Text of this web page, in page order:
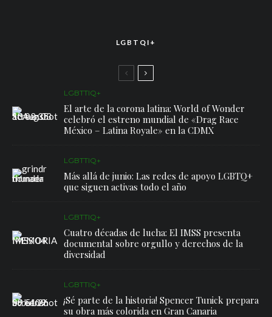
LGBTQI+
LGBTTIQ+
El arte de la corona latina: World of Wonder
celebró el estreno mundial de «Drag Race
México – Latina Royale» en la CDMX
LGBTTIQ+
Más allá de junio: Las redes de apoyo LGBTQ+
que siguen activas todo el año
LGBTTIQ+
Cuatro décadas de lucha: El IMSS presenta
documental sobre orgullo y derechos de la
diversidad
LGBTTIQ+
¡Sé parte de la historia! Spencer Tunick prepara
su obra más colorida en Gran Canaria